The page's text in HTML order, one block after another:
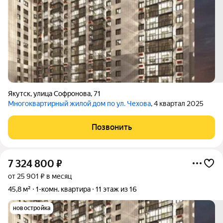
Якутск,улица Софронова,71
Многоквартирный жилой дом по ул. Чехова, 4 квартал 2025
Позвонить
7 324 800 ₽
от 25 901 ₽ в месяц
45,8 м²
1-комн. квартира 11 этаж из 16
новостройка